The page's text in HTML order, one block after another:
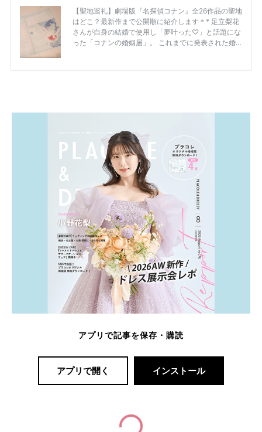
アプリで記事を保存・購読
アプリで開く インストール